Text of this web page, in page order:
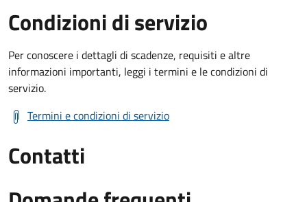
Condizioni di servizio
Per conoscere i dettagli di scadenze, requisiti e altre
informazioni importanti, leggi i termini e le condizioni di
servizio.
Termini e condizioni di servizio
Contatti